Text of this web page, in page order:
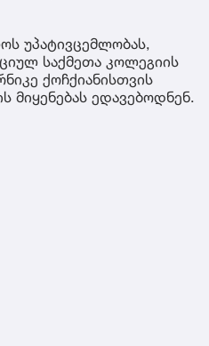
უპატივცემლობას,
საქმეთა კოლეგიის
ქოჩქიანისთვის
მიყენებას ედავებოდნენ.